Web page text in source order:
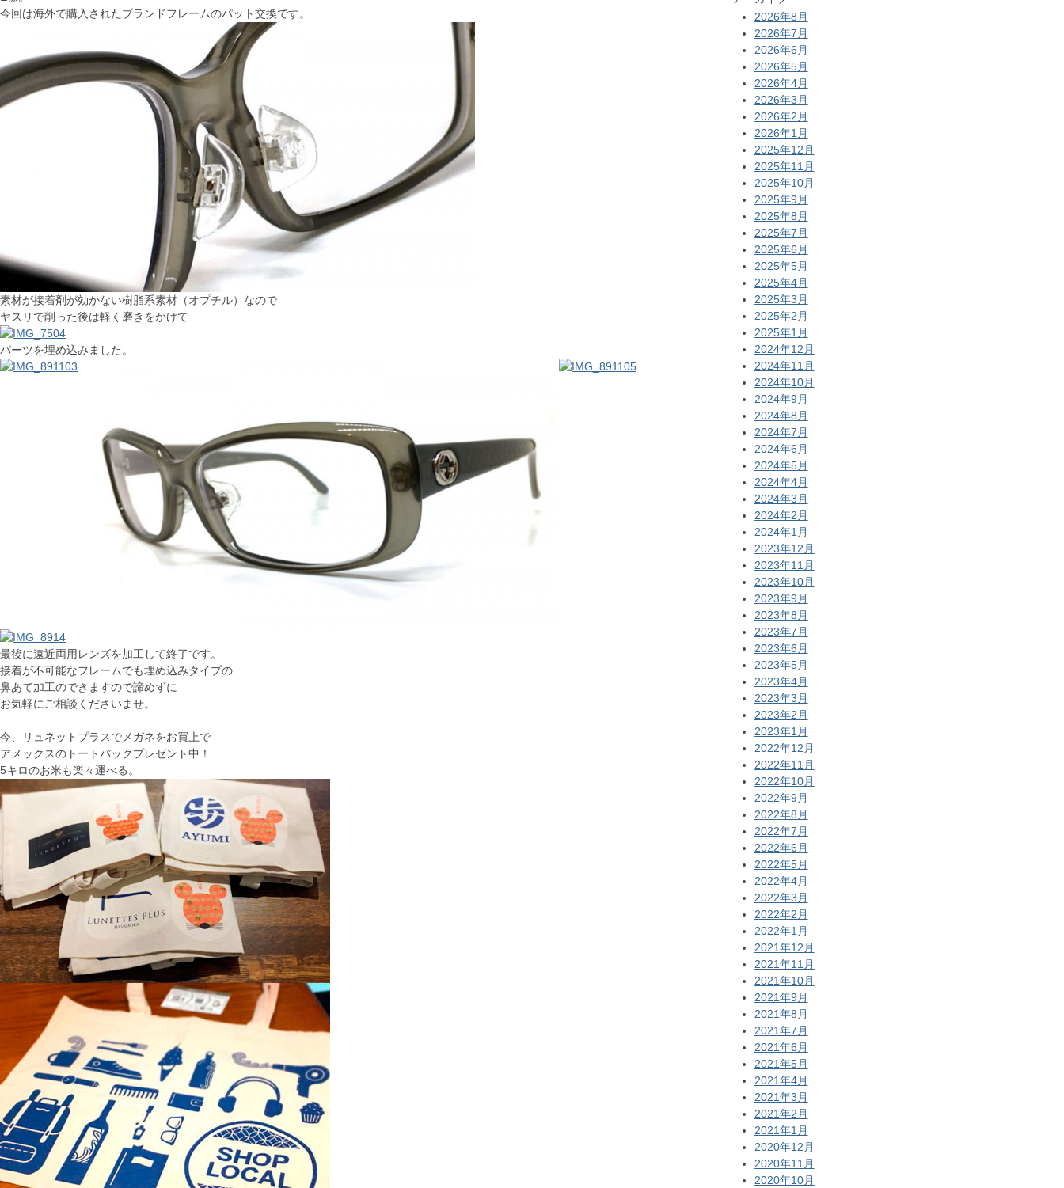
今回は海外で購入されたブランドフレームのパット交換です。
素材が接着剤が効かない樹脂系素材（オプチル）なので
ヤスリで削った後は軽く磨きをかけて
パーツを埋め込みました。
最後に遠近両用レンズを加工して終了です。
接着が不可能なフレームでも埋め込みタイプの
鼻あて加工のできますので諦めずに
お気軽にご相談くださいませ。
今、リュネットプラスでメガネをお買上で
アメックスのトートバックプレゼント中！
5キロのお米も楽々運べる。
2026年8月
2026年7月
2026年6月
2026年5月
2026年4月
2026年3月
2026年2月
2026年1月
2025年12月
2025年11月
2025年10月
2025年9月
2025年8月
2025年7月
2025年6月
2025年5月
2025年4月
2025年3月
2025年2月
2025年1月
2024年12月
2024年11月
2024年10月
2024年9月
2024年8月
2024年7月
2024年6月
2024年5月
2024年4月
2024年3月
2024年2月
2024年1月
2023年12月
2023年11月
2023年10月
2023年9月
2023年8月
2023年7月
2023年6月
2023年5月
2023年4月
2023年3月
2023年2月
2023年1月
2022年12月
2022年11月
2022年10月
2022年9月
2022年8月
2022年7月
2022年6月
2022年5月
2022年4月
2022年3月
2022年2月
2022年1月
2021年12月
2021年11月
2021年10月
2021年9月
2021年8月
2021年7月
2021年6月
2021年5月
2021年4月
2021年3月
2021年2月
2021年1月
2020年12月
2020年11月
2020年10月